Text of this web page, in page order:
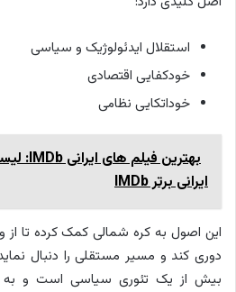
استقلال ایدئولوژیک و سیاسی
خودکفایی اقتصادی
خوداتکایی نظامی
ایرانی برتر IMDb
این اصول به کره شمالی کمک کرده تا
دوری کند و مسیر مستقلی را دنبال
بیش از یک تئوری سیاسی است و به